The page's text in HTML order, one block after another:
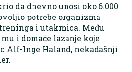
da dnevno unosi oko 6.000
potrebe organizma
i utakmica. Među
i domaće lazanje koje
Alf-Inge Haland, nekadašnji